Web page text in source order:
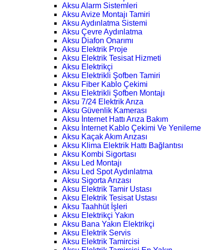
Aksu Alarm Sistemleri
Aksu Avize Montajı Tamiri
Aksu Aydınlatma Sistemi
Aksu Çevre Aydınlatma
Aksu Diafon Onarımı
Aksu Elektrik Proje
Aksu Elektrik Tesisat Hizmeti
Aksu Elektrikçi
Aksu Elektrikli Şofben Tamiri
Aksu Fiber Kablo Çekimi
Aksu Elektrikli Şofben Montajı
Aksu 7/24 Elektrik Arıza
Aksu Güvenlik Kamerası
Aksu İnternet Hattı Arıza Bakım
Aksu İnternet Kablo Çekimi Ve Yenileme
Aksu Kaçak Akım Arızası
Aksu Klima Elektrik Hattı Bağlantısı
Aksu Kombi Sigortası
Aksu Led Montajı
Aksu Led Spot Aydınlatma
Aksu Sigorta Arızası
Aksu Elektrik Tamir Ustası
Aksu Elektrik Tesisat Ustası
Aksu Taahhüt İşleri
Aksu Elektrikçi Yakın
Aksu Bana Yakın Elektrikçi
Aksu Elektrik Servis
Aksu Elektrik Tamircisi